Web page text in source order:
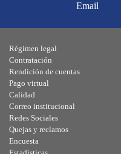
Email
Régimen legal
Contratación
Rendición de cuentas
Pago virtual
Calidad
Correo institucional
Redes Sociales
Quejas y reclamos
Encuesta